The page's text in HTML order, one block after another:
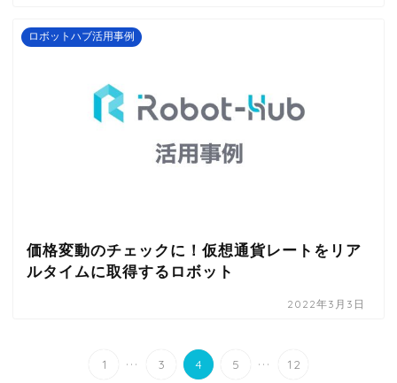
ロボットハブ活用事例
価格変動のチェックに！仮想通貨レートをリア
ルタイムに取得するロボット
2022年3月3日
1 ... 3 4 5 ... 12